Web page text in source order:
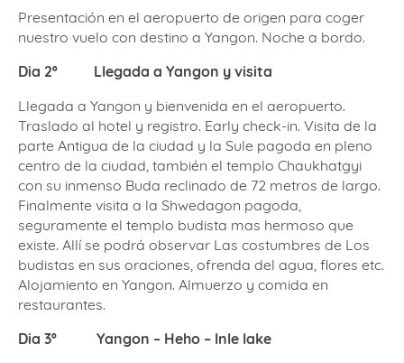
Presentación en el aeropuerto de origen para coger
nuestro vuelo con destino a Yangon. Noche a bordo.
Dia 2º
Llegada a Yangon y visita
Llegada a Yangon y bienvenida en el aeropuerto.
Traslado al hotel y registro. Early check-in. Visita de la
parte Antigua de la ciudad y la Sule pagoda en pleno
centro de la ciudad, también el templo Chaukhatgyi
con su inmenso Buda reclinado de 72 metros de largo.
Finalmente visita a la Shwedagon pagoda,
seguramente el templo budista mas hermoso que
existe. Allí se podrá observar Las costumbres de Los
budistas en sus oraciones, ofrenda del agua, flores etc.
Alojamiento en Yangon. Almuerzo y comida en
restaurantes.
Dia 3º
Yangon – Heho – Inle lake